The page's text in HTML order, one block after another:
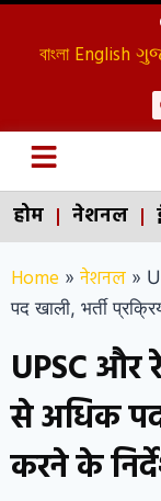
বাংলা English
होम नेशनल
Home » नेशनल »
पद खाली, भर्ती
UPSC और
से अधिक पद
करने के